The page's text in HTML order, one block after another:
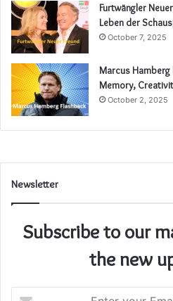
Furtwängler
Leben der
October 7, 2025
Marcus Hamberg
Memory,
October 2, 2025
Newsletter
Subscribe to our
the new